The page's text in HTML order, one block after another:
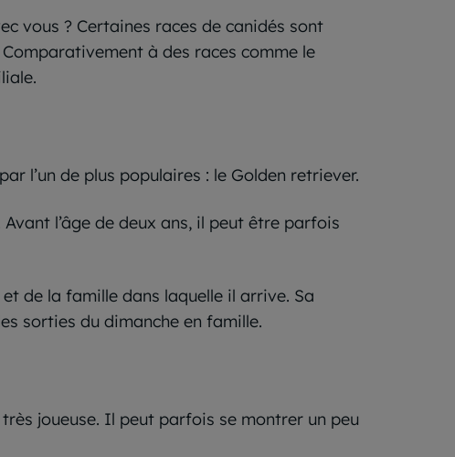
vous ? Certaines races de canidés sont
à des races comme le
l’un de plus populaires : le Golden retriever.
l’âge de deux ans, il peut être parfois
de la famille dans laquelle il arrive. Sa
sorties du dimanche en famille.
joueuse. Il peut parfois se montrer un peu